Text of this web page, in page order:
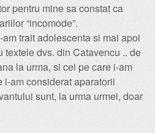
pentru mine sa constat ca
“incomode”.
trait adolescenta si mai apoi
textele dvs. din Catavencu .. de
la urma, si cei pe care i-am
i-am considerat aparatorii
sunt, la urma urmei, doar